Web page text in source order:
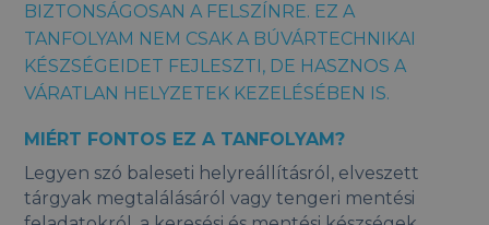
BIZTONSÁGOSAN A FELSZÍNRE. EZ A
TANFOLYAM NEM CSAK A BÚVÁRTECHNIKAI
KÉSZSÉGEIDET FEJLESZTI, DE HASZNOS A
VÁRATLAN HELYZETEK KEZELÉSÉBEN IS.
MIÉRT FONTOS EZ A TANFOLYAM?
Legyen szó baleseti helyreállításról, elveszett
tárgyak megtalálásáról vagy tengeri mentési